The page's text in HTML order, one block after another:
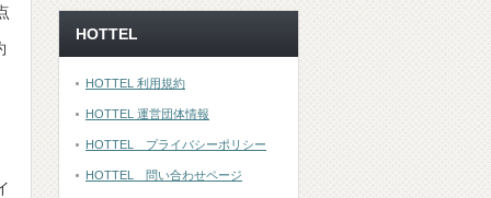
HOTTEL
HOTTEL 利用規約
HOTTEL 運営団体情報
HOTTEL プライバシーポリシー
HOTTEL 問い合わせページ